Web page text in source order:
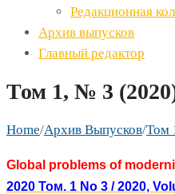
Редакционная
Архив выпусков
Главный редактор
Том 1, № 3
Home/Архив Выпусков/Том
Global problems of
2020 Том. 1 No 3 / 2020,